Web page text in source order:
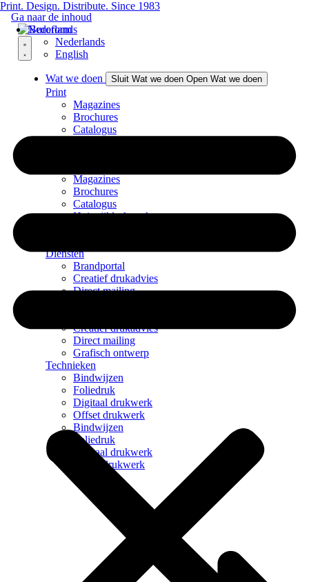
Ga naar de inhoud
Print. Design. Distribute. Since 1983
Nederlands
Nederlands
English
Wat we doen Sluit Wat we doen Open Wat we doen
Print
Magazines
Brochures
Catalogus
Magazines
Brochures
Catalogus
Huisstijldrukwerk
Diensten
Brandportal
Creatief drukadvies
Direct mailing
Creatief drukadvies
Direct mailing
Grafisch ontwerp
Technieken
Bindwijzen
Foliedruk
Digitaal drukwerk
Offset drukwerk
Bindwijzen
Foliedruk
Digitaal drukwerk
Offset drukwerk